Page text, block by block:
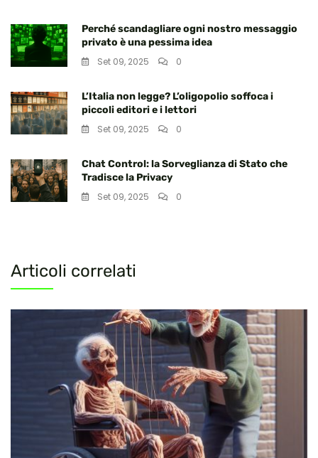
Perché scandagliare ogni nostro messaggio
privato è una pessima idea
Set 09, 2025
0
L’Italia non legge? L’oligopolio soffoca i
piccoli editori e i lettori
Set 09, 2025
0
Chat Control: la Sorveglianza di Stato che
Tradisce la Privacy
Set 09, 2025
0
Articoli correlati